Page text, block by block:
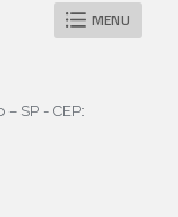
MENU
SP - CEP: